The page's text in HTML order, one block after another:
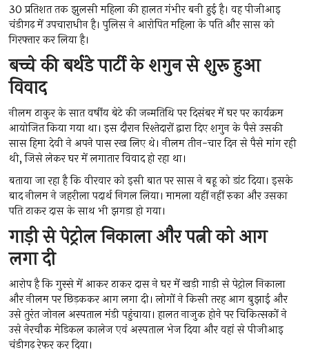
30 प्रतिशत तक झुलसी महिला की हालत गंभीर बनी हुई है। वह पीजीआइ
चंडीगढ़ में उपचाराधीन है। पुलिस ने आरोपित महिला के पति और सास को
गिरफ्तार कर लिया है।
बच्चे की बर्थडे पार्टी के शगुन से शुरू हुआ
विवाद
नीलम ठाकुर के सात वर्षीय बेटे की जन्मतिथि पर दिसंबर में घर पर कार्यक्रम
आयोजित किया गया था। इस दौरान रिश्तेदारों द्वारा दिए शगुन के पैसे उसकी
सास हिमा देवी ने अपने पास रख लिए थे। नीलम तीन-चार दिन से पैसे मांग रही
थी, जिसे लेकर घर में लगातार विवाद हो रहा था।
बताया जा रहा है कि वीरवार को इसी बात पर सास ने बहू को डांट दिया। इसके
बाद नीलम ने जहरीला पदार्थ निगल लिया। मामला यहीं नहीं रुका और उसका
पति ठाकर दास के साथ भी झगड़ा हो गया।
गाड़ी से पेट्रोल निकाला और पत्नी को आग
लगा दी
आरोप है कि गुस्से में आकर ठाकर दास ने घर में खड़ी गाड़ी से पेट्रोल निकाला
और नीलम पर छिड़ककर आग लगा दी। लोगों ने किसी तरह आग बुझाई और
उसे तुरंत जोनल अस्पताल मंडी पहुंचाया। हालत नाजुक होने पर चिकित्सकों ने
उसे नेरचौक मेडिकल कालेज एवं अस्पताल भेज दिया और वहां से पीजीआइ
चंडीगढ़ रेफर कर दिया।